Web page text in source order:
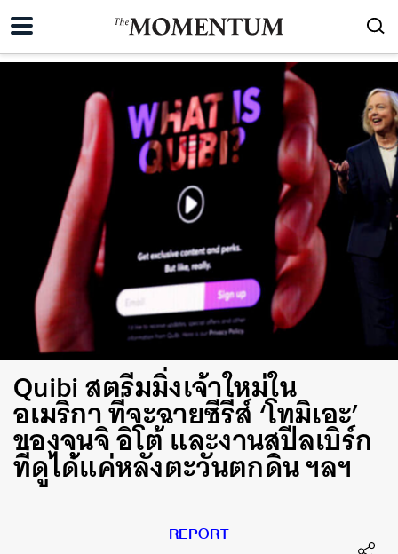
Quibi สตรีมมิ่งเจ้าใหม่ใน
อเมริกา ที่จะฉายซีรี่ส์ ‘โทมิเอะ’
ของจุนจิ อิโต้ และงานสปีลเบิร์ก
ที่ดูได้แค่หลังตะวันตกดิน ฯลฯ
REPORT